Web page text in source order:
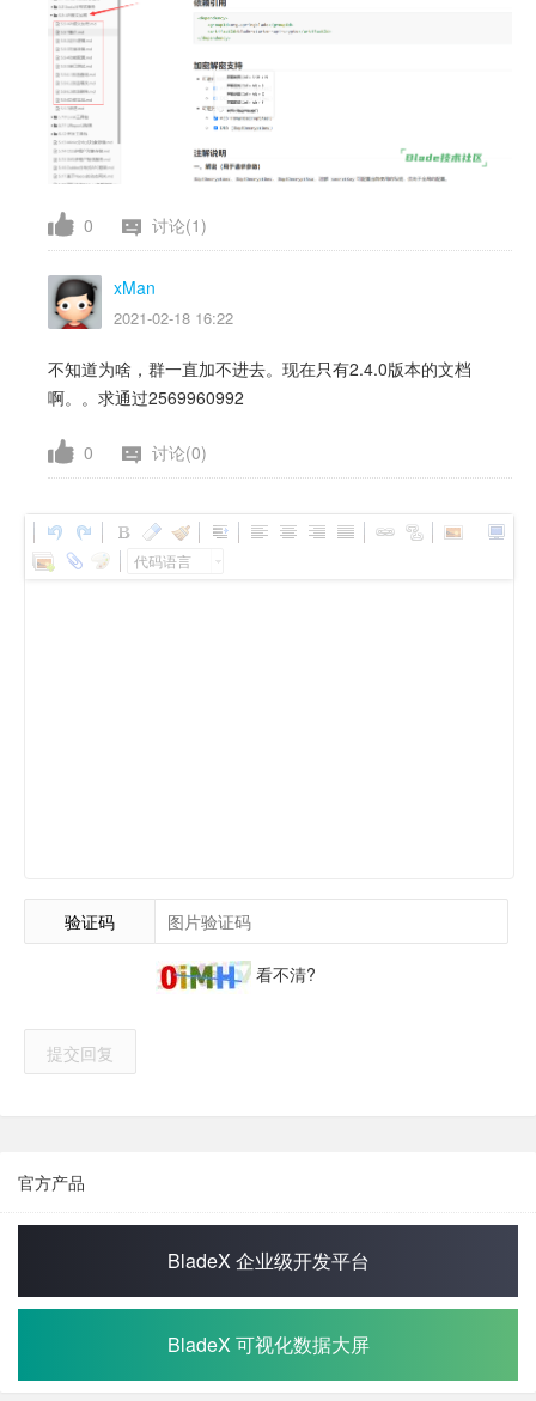
0 讨论(1)
xMan
2021-02-18 16:22
不知道为啥，群一直加不进去。现在只有2.4.0版本的文档
啊。。求通过2569960992
0 讨论(0)
代码语言
验证码
看不清?
提交回复
官方产品
BladeX 企业级开发平台
BladeX 可视化数据大屏